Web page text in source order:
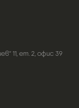
11, ет. 2, офис 39